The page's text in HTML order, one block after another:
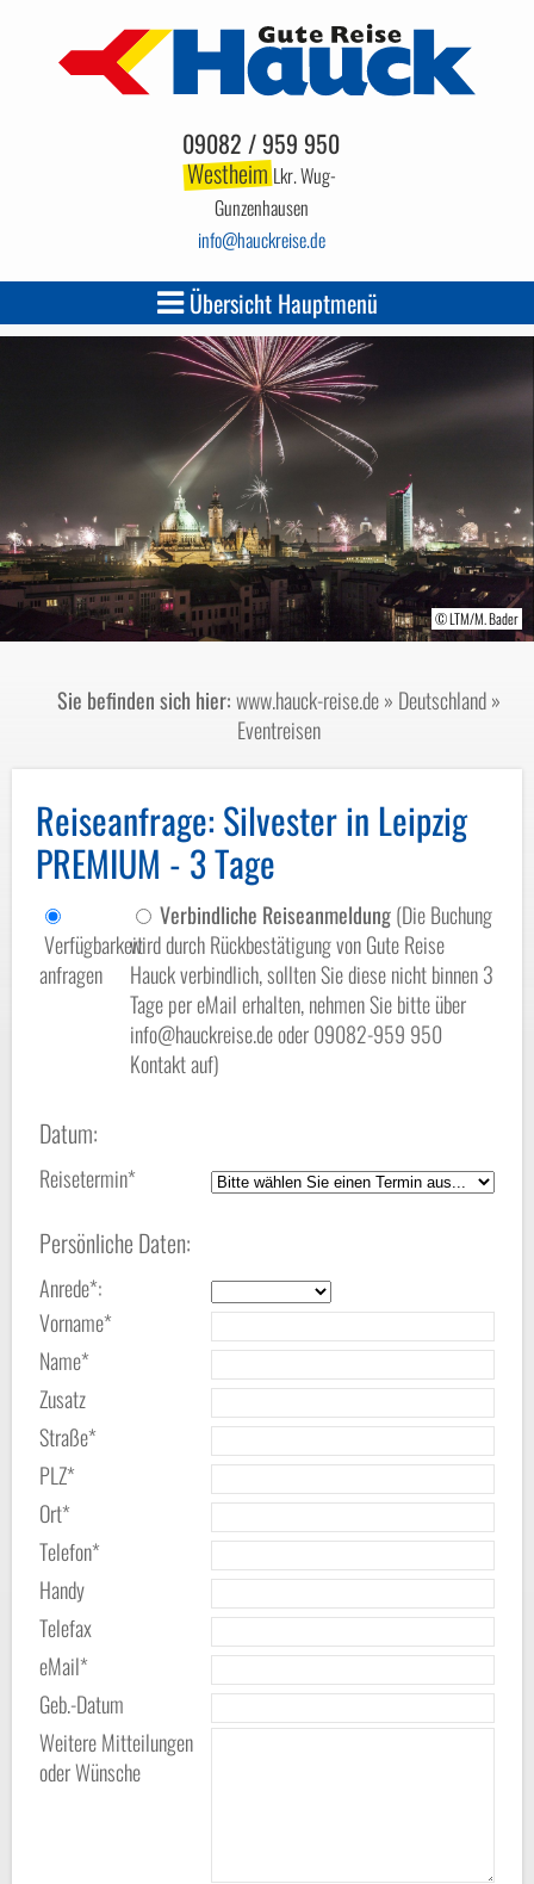
09082 / 959 950
WestheimLkr. Wug-
Gunzenhausen
info hauckreise.de
Übersicht Hauptmenü
© LTM/M. Bader
Sie befinden sich hier:www.hauck-reise.de» Deutschland»
Eventreisen
Reiseanfrage: Silvester in Leipzig
PREMIUM - 3 Tage
Verfügbarkeit
anfragen
Verbindliche Reiseanmeldung(Die Buchung
wird durch Rückbestätigung von Gute Reise
Hauck verbindlich, sollten Sie diese nicht binnen 3
Tage per eMail erhalten, nehmen Sie bitte über
info@hauckreise.de oder 09082-959 950
Kontakt auf)
Datum:
Reisetermin*
Persönliche Daten:
Anrede*:
Vorname*
Name*
Zusatz
Straße*
PLZ*
Ort*
Telefon*
Handy
Telefax
eMail*
Geb.-Datum
Weitere Mitteilungen
oder Wünsche